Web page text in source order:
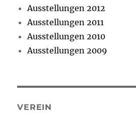
Ausstellungen 2012
Ausstellungen 2011
Ausstellungen 2010
Ausstellungen 2009
VEREIN